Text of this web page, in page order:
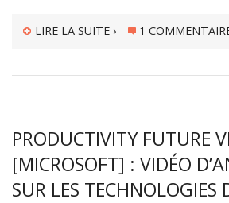
LIRE LA SUITE › 1
PRODUCTIVITY FUTURE
[MICROSOFT] : VIDÉO
SUR LES TECHNOLOGIES